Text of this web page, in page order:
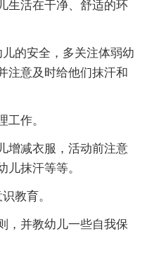
生活在干净、舒适的环
的安全，多关注体弱幼
注意及时给他们抹汗和
作。
减衣服，活动前注意
儿抹汗等等。
教育。
并教幼儿一些自我保